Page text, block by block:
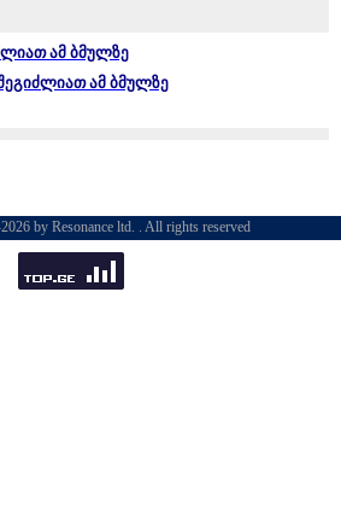
ამ ბმულზე
ამ ბმულზე
by Resonance ltd. . All rights reserved